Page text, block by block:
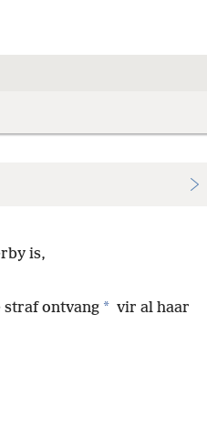
is,
straf ontvang * vir al haar